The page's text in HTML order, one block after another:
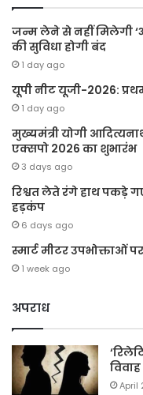
जन्म लेने से नहीं मिलेगी
की सुविधा होगी बंद
1 day ago
यूपी नीट यूजी-2026:
1 day ago
मुख्यमंत्री योगी
एक्सपो 2026 का शुभारंभ
3 days ago
रिश्वत लेते रंगे हाथ पकड़े
हड़कंप
6 days ago
स्मार्ट मीटर उपभोक्ताओं
1 week ago
अपराध
April